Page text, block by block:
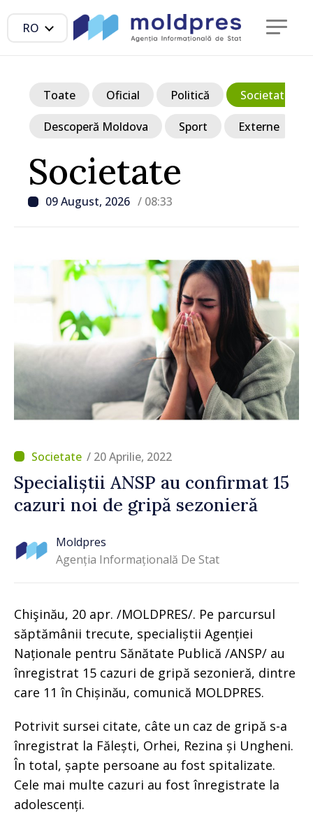
RO
Societate
09 August, 2026 / 08:33
Toate Oficial Politică Societate
Descoperă Moldova Sport Externe
/ 20 Aprilie, 2022
Specialiștii ANSP au confirmat 15
cazuri noi de gripă sezonieră
Moldpres
Agenția Informațională De Stat
Chişinău, 20 apr. /MOLDPRES/. Pe parcursul
săptămânii trecute, specialiștii Agenției
Naționale pentru Sănătate Publică /ANSP/ au
înregistrat 15 cazuri de gripă sezonieră, dintre
care 11 în Chișinău, comunică MOLDPRES.
Potrivit sursei citate, câte un caz de gripă s-a
înregistrat la Fălești, Orhei, Rezina și Ungheni.
În total, șapte persoane au fost spitalizate.
Cele mai multe cazuri au fost înregistrate la
adolescenți.